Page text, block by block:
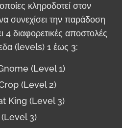
κληροδοτεί στον
συνεχίσει την παράδοση
4 διαφορετικές αποστολές
(levels) 1 έως 3:
(Level 1)
(Level 2)
King (Level 3)
3)